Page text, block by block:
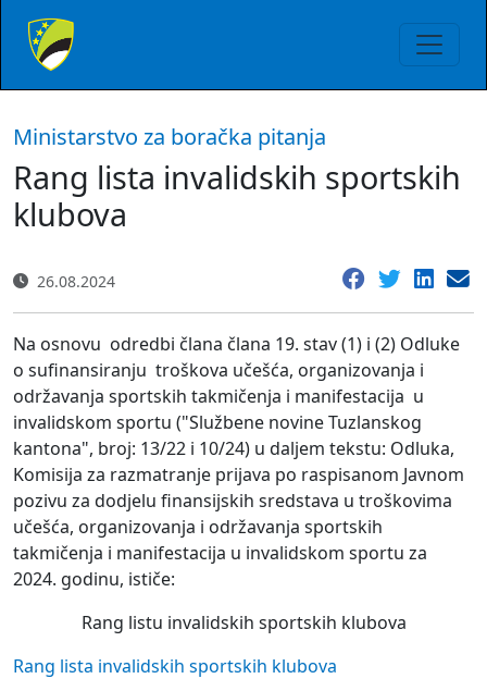
Ministarstvo za boračka pitanja
Rang lista invalidskih sportskih
klubova
26.08.2024
Na osnovu odredbi člana člana 19. stav (1) i (2) Odluke
o sufinansiranju troškova učešća, organizovanja i
održavanja sportskih takmičenja i manifestacija u
invalidskom sportu ("Službene novine Tuzlanskog
kantona", broj: 13/22 i 10/24) u daljem tekstu: Odluka,
Komisija za razmatranje prijava po raspisanom Javnom
pozivu za dodjelu finansijskih sredstava u troškovima
učešća, organizovanja i održavanja sportskih
takmičenja i manifestacija u invalidskom sportu za
2024. godinu, ističe:
Rang listu invalidskih sportskih klubova
Rang lista invalidskih sportskih klubova